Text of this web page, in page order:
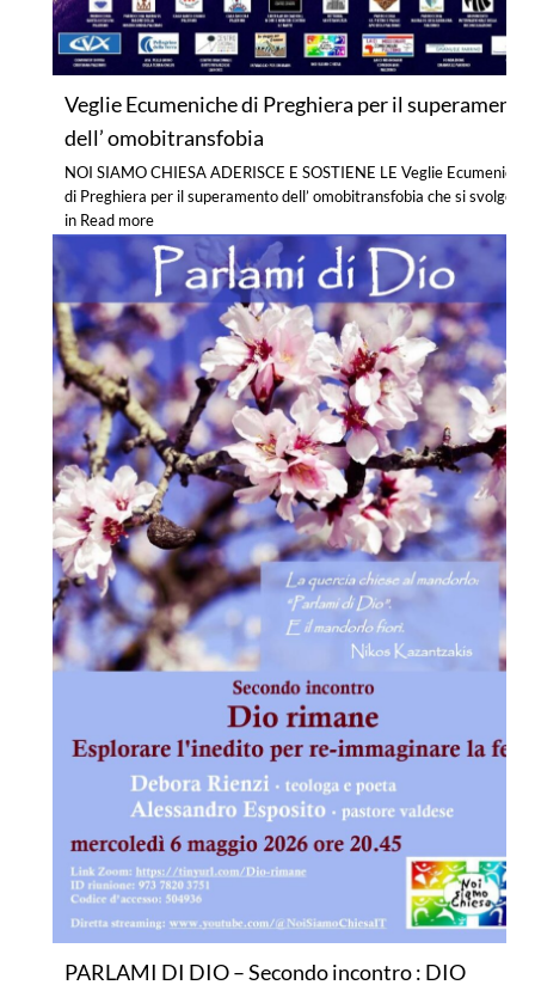
Veglie Ecumeniche di Preghiera per il superamento
dell’ omobitransfobia
NOI SIAMO CHIESA ADERISCE E SOSTIENE LE Veglie Ecumeniche
di Preghiera per il superamento dell’ omobitransfobia che si svolgono
in Read more
PARLAMI DI DIO – Secondo incontro : DIO